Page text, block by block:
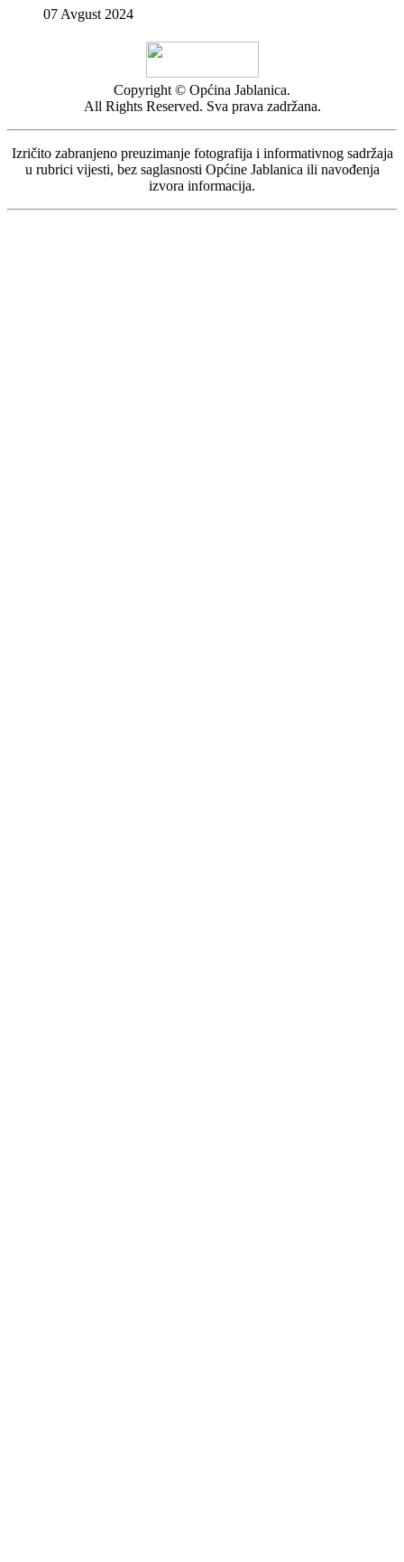
07 Avgust 2024
Copyright © Općina Jablanica.
All Rights Reserved. Sva prava zadržana.
Izričito zabranjeno preuzimanje fotografija i informativnog sadržaja
u rubrici vijesti, bez saglasnosti Općine Jablanica ili navođenja
izvora informacija.